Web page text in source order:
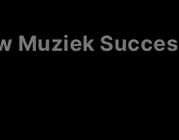
Muziek